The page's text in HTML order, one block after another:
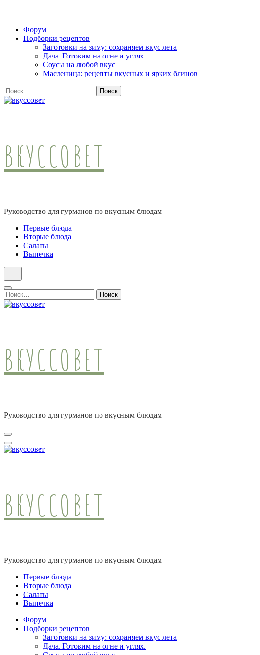
Skip
Форум
Подборки рецептов
Заготовки на зиму: сохраняем вкус лета
Дача. Готовим на огне и углях.
Соусы на любой вкус
Масленица: рецепты вкусных и ярких блинов
Найти:
ВКУССОВЕТ
Руководство для гурманов по вкусным блюдам
Первые блюда
Вторые блюда
Салаты
Выпечка
Найти:
ВКУССОВЕТ
Руководство для гурманов по вкусным блюдам
ВКУССОВЕТ
Руководство для гурманов по вкусным блюдам
Первые блюда
Вторые блюда
Салаты
Выпечка
Форум
Подборки рецептов
Заготовки на зиму: сохраняем вкус лета
Дача. Готовим на огне и углях.